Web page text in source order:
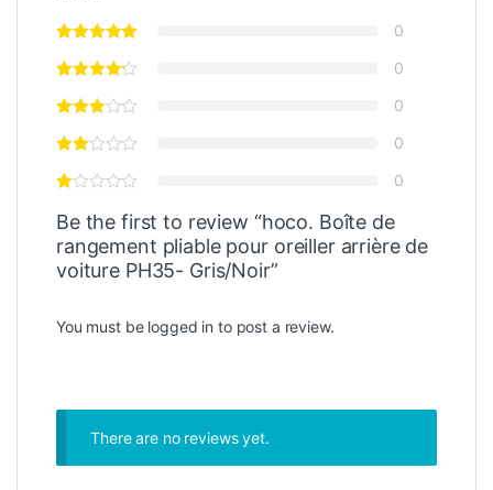
0
0
0
0
0
Be the first to review “hoco. Boîte de
rangement pliable pour oreiller arrière de
voiture PH35- Gris/Noir”
You must be logged in to post a review.
There are no reviews yet.